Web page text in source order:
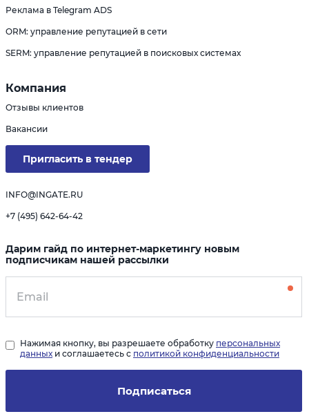
Реклама в Telegram ADS
ORM: управление репутацией в сети
SERM: управление репутацией в поисковых системах
Компания
Отзывы клиентов
Вакансии
Пригласить в тендер
INFO@INGATE.RU
+7 (495) 642-64-42
Дарим гайд по интернет-маркетингу новым
подписчикам нашей рассылки
Подписаться
Нажимая кнопку, вы разрешаете обработку персональных
данных и соглашаетесь с политикой конфиденциальности